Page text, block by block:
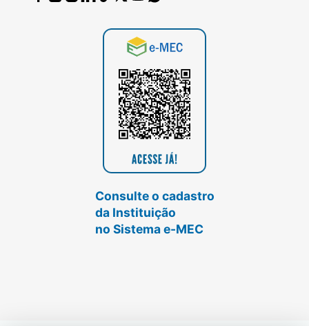
Consulte o cadastro
da Instituição
no Sistema e-MEC